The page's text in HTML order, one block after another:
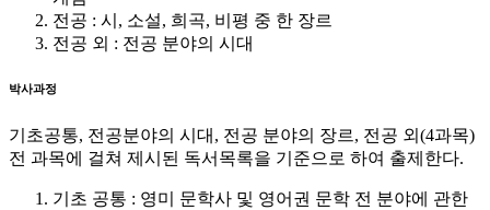
전공 : 시, 소설, 희곡, 비평 중 한 장르
전공 외 : 전공 분야의 시대
박사과정
기초공통, 전공분야의 시대, 전공 분야의 장르, 전공 외(4과목)
전 과목에 걸쳐 제시된 독서목록을 기준으로 하여 출제한다.
기초 공통 : 영미 문학사 및 영어권 문학 전 분야에 관한